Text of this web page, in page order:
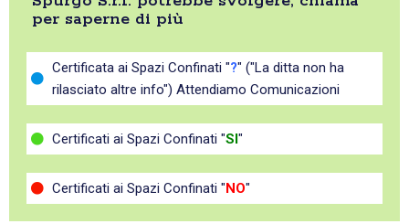
per saperne di più
Certificata ai Spazi Confinati "?" ("La ditta non ha
rilasciato altre info") Attendiamo Comunicazioni
Certificati ai Spazi Confinati "SI "
Certificati ai Spazi Confinati " NO"